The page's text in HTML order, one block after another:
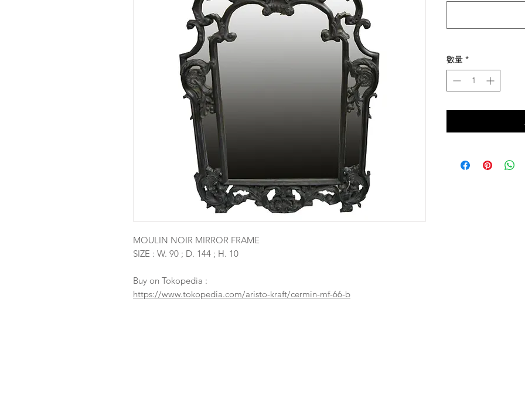
MOULIN NOIR MIRROR FRAME
SIZE : W. 90 ; D. 144 ; H. 10
Buy on Tokopedia :
https://www.tokopedia.com/aristo-kraft/cermin-mf-66-b
數量 *